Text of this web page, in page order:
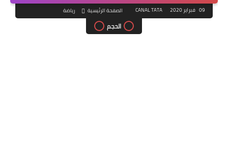
09 فبراير 2020 CANAL TATA الصفحة الرئيسية رياضة
الحجم